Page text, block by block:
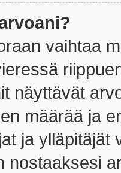
vaihtaa
näyttävät
määrää ja
ja ylläpitäjät
nostaaksesi